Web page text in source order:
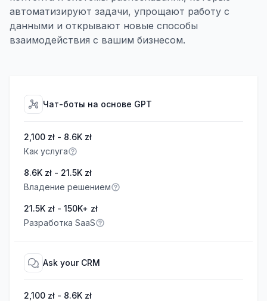
автоматизируют задачи, упрощают работу с
данными и открывают новые способы
взаимодействия с вашим бизнесом.
Чат-боты на основе GPT
2,100 zł - 8.6K zł
Как услуга
8.6K zł - 21.5K zł
Владение решением
21.5K zł - 150K+ zł
Разработка SaaS
Ask your CRM
2,100 zł - 8.6K zł